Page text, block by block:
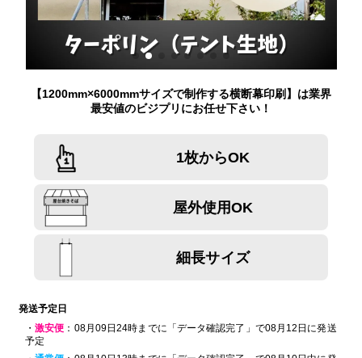
【1200mm×6000mmサイズで制作する横断幕印刷】は業界
最安値のビジプリにお任せ下さい！
1枚からOK
屋外使用OK
細長サイズ
発送予定日
・激安便 ：08月09日24時までに「データ確認完了」で08月12日に発送
予定